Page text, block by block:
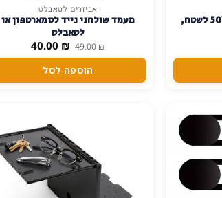
פרוז'קטור עצמתי נייד 50W לשטח,
אביזרים לטאבלט
מעמד שולחני נייד לסמארטפון או
לטאבלט
חומרים:סיליקון,אלומיניום,abc
49.00₪ המחיר
המקורי
היה:
49.00 ₪.
40.00 ₪ המחיר
הנוכחי
הוספה לסל